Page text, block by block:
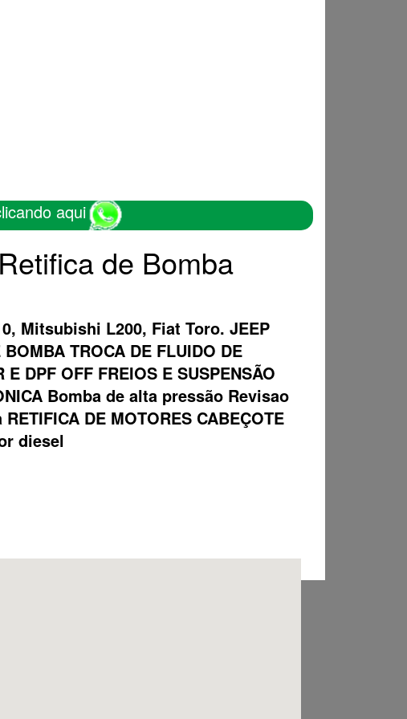
aqui
de Bomba
Mitsubishi L200, Fiat Toro. JEEP
TROCA DE FLUIDO DE
DPF OFF FREIOS E SUSPENSÃO
Bomba de alta pressão Revisao
DE MOTORES CABEÇOTE
diesel